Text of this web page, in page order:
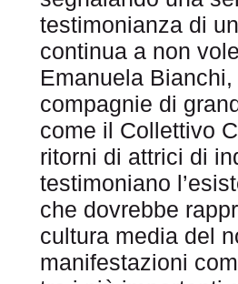
testimonianza di
continua a non
Emanuela
compagnie di
come il Collettivo
ritorni di attrici di
testimoniano
che dovrebbe
cultura media del
manifestazioni